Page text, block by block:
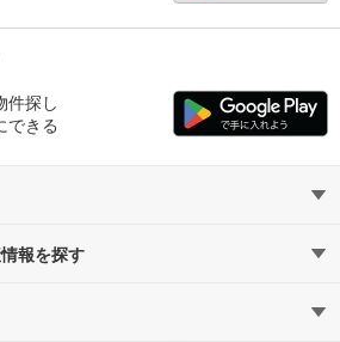
件探し
できる
報を探す